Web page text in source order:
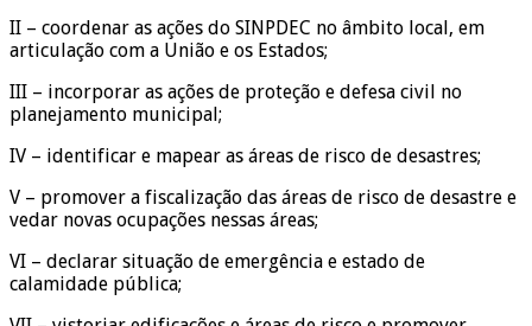
II – coordenar as ações do SINPDEC no âmbito local, em
articulação com a União e os Estados;
III – incorporar as ações de proteção e defesa civil no
planejamento municipal;
IV – identificar e mapear as áreas de risco de desastres;
V – promover a fiscalização das áreas de risco de desastre e
vedar novas ocupações nessas áreas;
VI – declarar situação de emergência e estado de
calamidade pública;